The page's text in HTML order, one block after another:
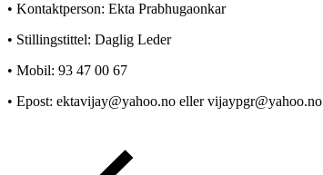
• Kontaktperson: Ekta Prabhugaonkar
• Stillingstittel: Daglig Leder
• Mobil: 93 47 00 67
• Epost: ektavijay@yahoo.no eller vijaypgr@yahoo.no